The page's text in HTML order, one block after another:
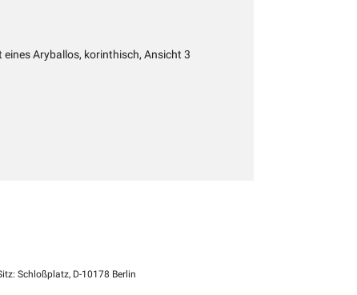
Aryballos, korinthisch, Ansicht 3
Schloßplatz, D-10178 Berlin